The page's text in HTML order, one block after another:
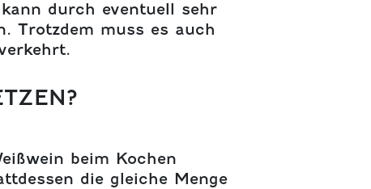
durch eventuell sehr
Trotzdem muss es auch
beim Kochen
die gleiche Menge